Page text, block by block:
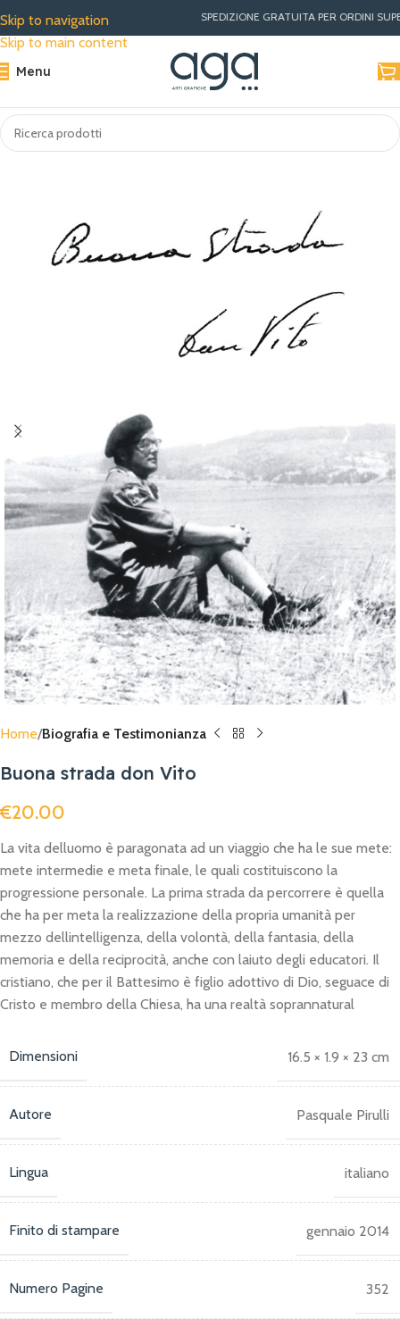
Skip to navigation
Skip to main content
SPEDIZIONE GRATUITA PER ORDINI SUPERIORI A €30 |
Menu
Home Biografia e Testimonianza
Buona strada don Vito
€20.00
La vita delluomo è paragonata ad un viaggio che ha le sue mete:
mete intermedie e meta finale, le quali costituiscono la
progressione personale. La prima strada da percorrere è quella
che ha per meta la realizzazione della propria umanità per
mezzo dellintelligenza, della volontà, della fantasia, della
memoria e della reciprocità, anche con laiuto degli educatori. Il
cristiano, che per il Battesimo è figlio adottivo di Dio, seguace di
Cristo e membro della Chiesa, ha una realtà soprannatural
Dimensioni 16.5 × 1.9 × 23 cm
Autore Pasquale Pirulli
Lingua italiano
Finito di stampare gennaio 2014
Numero Pagine 352